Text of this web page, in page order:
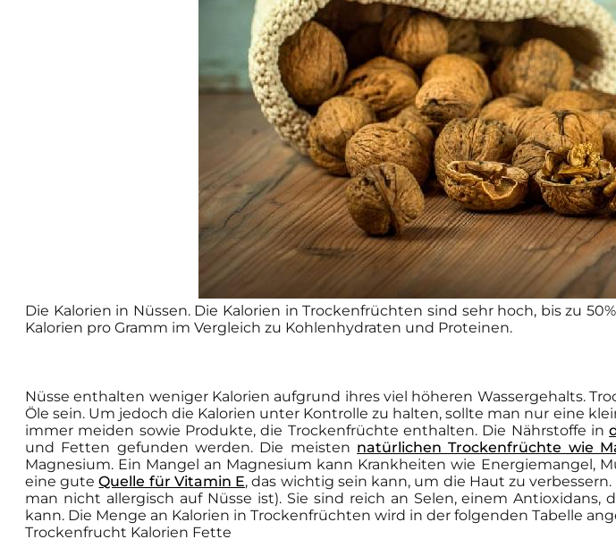
Die Kalorien in Nüssen. Die Kalorien in Trockenfrüchten sind sehr hoch, bis zu
Kalorien pro Gramm im Vergleich zu Kohlenhydraten und Proteinen.
Nüsse enthalten weniger Kalorien aufgrund ihres viel höheren Wassergehalts.
Öle sein. Um jedoch die Kalorien unter Kontrolle zu halten, sollte man nur eine
immer meiden sowie Produkte, die Trockenfrüchte enthalten. Die Nährstoffe in
und Fetten gefunden werden. Die meisten natürlichen Trockenfrüchte wie
Magnesium. Ein Mangel an Magnesium kann Krankheiten wie Energiemangel,
eine guteQuelle für Vitamin E, das wichtig sein kann, um die Haut zu
man nicht allergisch auf Nüsse ist). Sie sind reich an Selen, einem
kann. Die Menge an Kalorien in Trockenfrüchten wird in der folgenden Tabelle
Trockenfrucht Kalorien Fette